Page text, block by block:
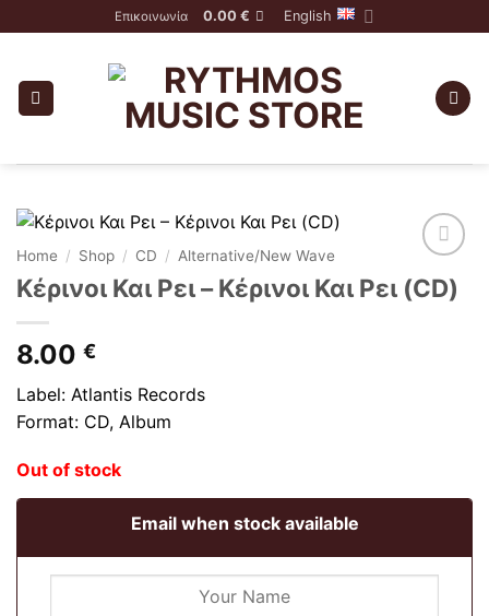
to
Επικοινωνία 0.00 € English
Home / Shop / CD / Alternative/New Wave
Κέρινοι Και Ρει ‎– Κέρινοι Και Ρει (CD)
8.00 €
Label: Atlantis Records
Format: CD, Album
Out of stock
Email when stock available